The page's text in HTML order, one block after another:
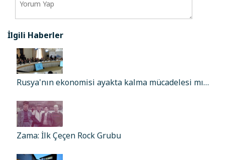
İlgili Haberler
Rusya'nın ekonomisi ayakta kalma mücadelesi mı…
Zama: İlk Çeçen Rock Grubu